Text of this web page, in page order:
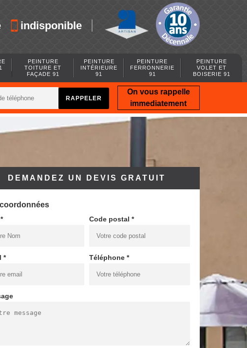
indisponible
PEINTURE
TOITURE ET
FAÇADE 91
PEINTURE
INTÉRIEURE
91
PEINTURE
FERRONNERIE
91
PEINTURE
VOLET ET
BOISERIE 91
On vous rappelle
immediatement
DEMANDEZ UN DEVIS GRATUIT
Code postal *
* Téléphone *